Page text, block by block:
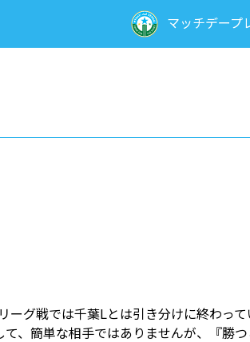
マッチデープ
グ戦では千葉Lとは引き分けに終わって
、簡単な相手ではありませんが、『勝